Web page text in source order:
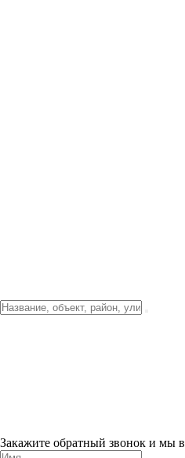
Закажите обратный звонок и мы